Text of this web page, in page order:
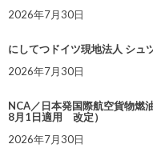
2026年7月30日
にしてつドイツ現地法人 シュ
2026年7月30日
NCA／日本発国際航空貨物燃
8月1日適用 改定）
2026年7月30日